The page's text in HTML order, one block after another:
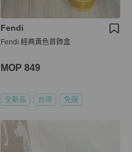
Fendi
Fendi 經典黃色首飾盒
MOP 849
全新品 台灣 免運